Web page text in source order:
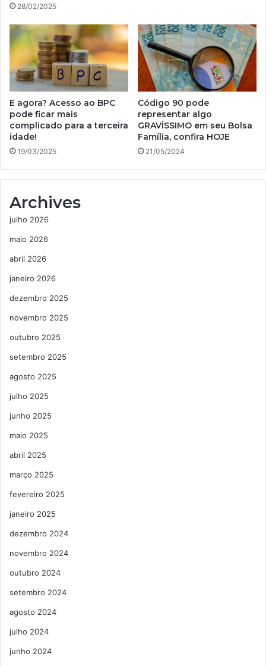
28/02/2025
E agora? Acesso ao BPC
pode ficar mais
complicado para a terceira
idade!
19/03/2025
Código 90 pode
representar algo
GRAVÍSSIMO em seu Bolsa
Família, confira HOJE
21/05/2024
Archives
julho 2026
maio 2026
abril 2026
janeiro 2026
dezembro 2025
novembro 2025
outubro 2025
setembro 2025
agosto 2025
julho 2025
junho 2025
maio 2025
abril 2025
março 2025
fevereiro 2025
janeiro 2025
dezembro 2024
novembro 2024
outubro 2024
setembro 2024
agosto 2024
julho 2024
junho 2024